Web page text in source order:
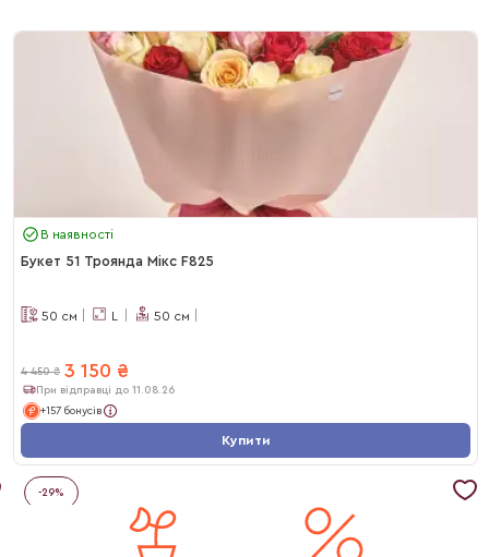
В наявності
Букет 51 Троянда Мікс F825
50 см L 50 см
4 450 ₴ 3 150 ₴
При відправці до 11.08.26
+157 бонусів
Купити
-29%